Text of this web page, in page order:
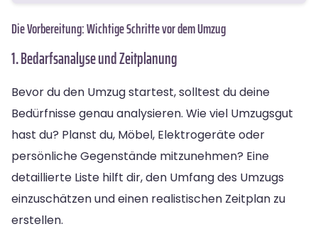
Die Vorbereitung: Wichtige Schritte vor dem Umzug
1. Bedarfsanalyse und Zeitplanung
Bevor du den Umzug startest, solltest du deine
Bedürfnisse genau analysieren. Wie viel Umzugsgut
hast du? Planst du, Möbel, Elektrogeräte oder
persönliche Gegenstände mitzunehmen? Eine
detaillierte Liste hilft dir, den Umfang des Umzugs
einzuschätzen und einen realistischen Zeitplan zu
erstellen.